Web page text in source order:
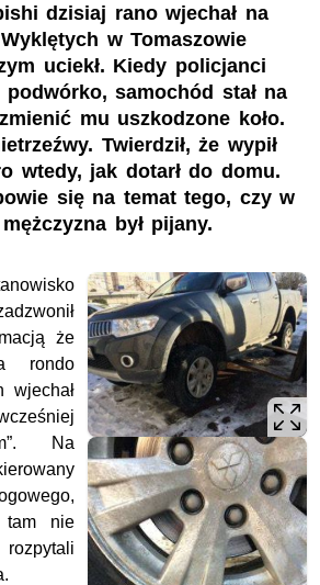
dzisiaj rano wjechał na
w Tomaszowie
uciekł. Kiedy policjanci
samochód stał na
mu uszkodzone koło.
Twierdził, że wypił
wtedy, jak dotarł do domu.
się na temat tego, czy w
był pijany.
że
rondo
wjechał
Na
nie